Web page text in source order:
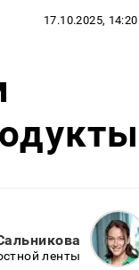
17.10.2025, 14:20
ленты